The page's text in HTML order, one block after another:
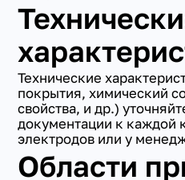
Технические
покрытия, химический
свойства, и др.)
документации к каждой
электродов или у
Области